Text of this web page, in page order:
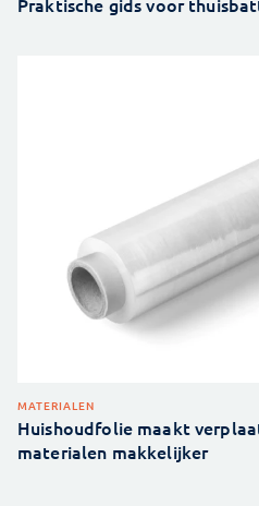
MATERIALEN
Huishoudfolie maakt
materialen makkelijker